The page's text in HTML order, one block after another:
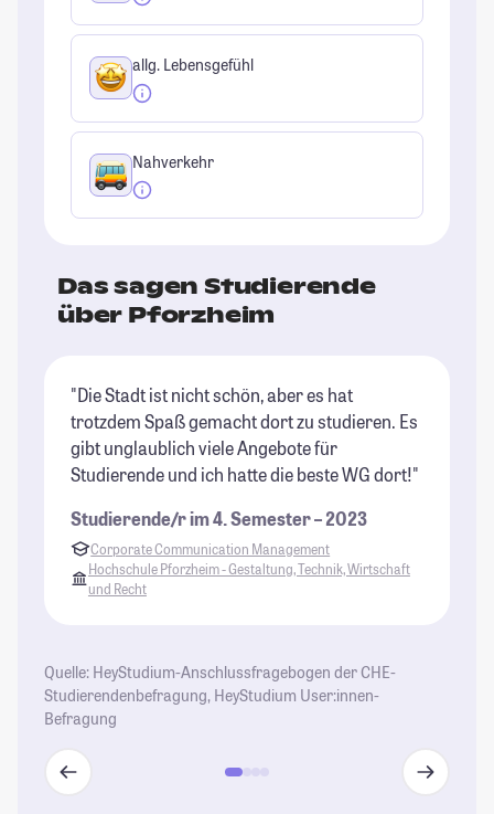
allg. Lebensgefühl
Nahverkehr
Das sagen Studierende
über Pforzheim
"Die Stadt ist nicht schön, aber es hat
trotzdem Spaß gemacht dort zu studieren. Es
gibt unglaublich viele Angebote für
Studierende und ich hatte die beste WG dort!"
Studierende/r im 4. Semester – 2023
Corporate Communication Management
Hochschule Pforzheim - Gestaltung, Technik, Wirtschaft
und Recht
Quelle: HeyStudium-Anschlussfragebogen der CHE-
Studierendenbefragung, HeyStudium User:innen-
Befragung